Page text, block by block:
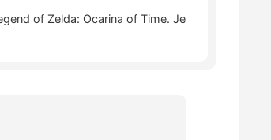
of Zelda: Ocarina of Time. Je